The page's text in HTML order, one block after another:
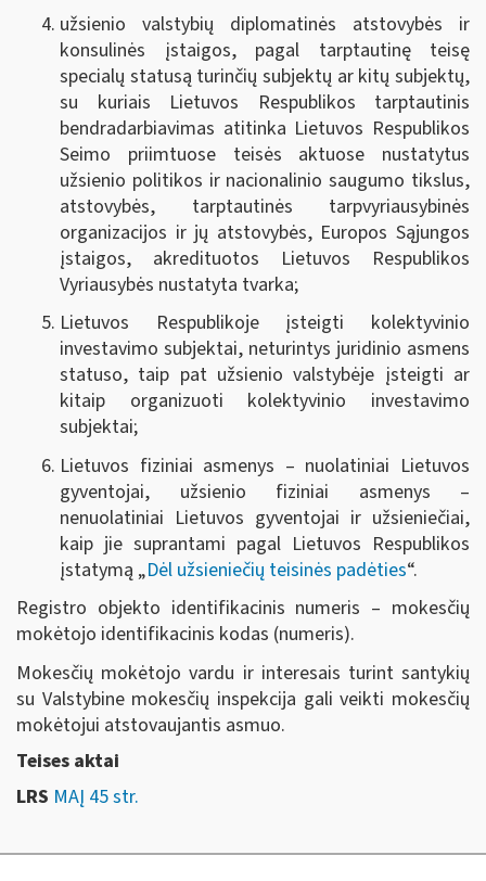
užsienio valstybių diplomatinės atstovybės ir
konsulinės įstaigos, pagal tarptautinę teisę
specialų statusą turinčių subjektų ar kitų subjektų,
su kuriais Lietuvos Respublikos tarptautinis
bendradarbiavimas atitinka Lietuvos Respublikos
Seimo priimtuose teisės aktuose nustatytus
užsienio politikos ir nacionalinio saugumo tikslus,
atstovybės, tarptautinės tarpvyriausybinės
organizacijos ir jų atstovybės, Europos Sąjungos
įstaigos, akredituotos Lietuvos Respublikos
Vyriausybės nustatyta tvarka;
Lietuvos Respublikoje įsteigti kolektyvinio
investavimo subjektai, neturintys juridinio asmens
statuso, taip pat užsienio valstybėje įsteigti ar
kitaip organizuoti kolektyvinio investavimo
subjektai;
Lietuvos fiziniai asmenys – nuolatiniai Lietuvos
gyventojai, užsienio fiziniai asmenys –
nenuolatiniai Lietuvos gyventojai ir užsieniečiai,
kaip jie suprantami pagal Lietuvos Respublikos
įstatymą „Dėl užsieniečių teisinės padėties“.
Registro objekto identifikacinis numeris – mokesčių
mokėtojo identifikacinis kodas (numeris).
Mokesčių mokėtojo vardu ir interesais turint santykių
su Valstybine mokesčių inspekcija gali veikti mokesčių
mokėtojui atstovaujantis asmuo.
Teises aktai
LRS MAĮ 45 str.